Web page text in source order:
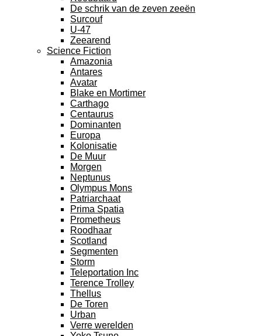
De schrik van de zeven zeeën
Surcouf
U-47
Zeearend
Science Fiction
Amazonia
Antares
Avatar
Blake en Mortimer
Carthago
Centaurus
Dominanten
Europa
Kolonisatie
De Muur
Morgen
Neptunus
Olympus Mons
Patriarchaat
Prima Spatia
Prometheus
Roodhaar
Scotland
Segmenten
Storm
Teleportation Inc
Terence Trolley
Thellus
De Toren
Urban
Verre werelden